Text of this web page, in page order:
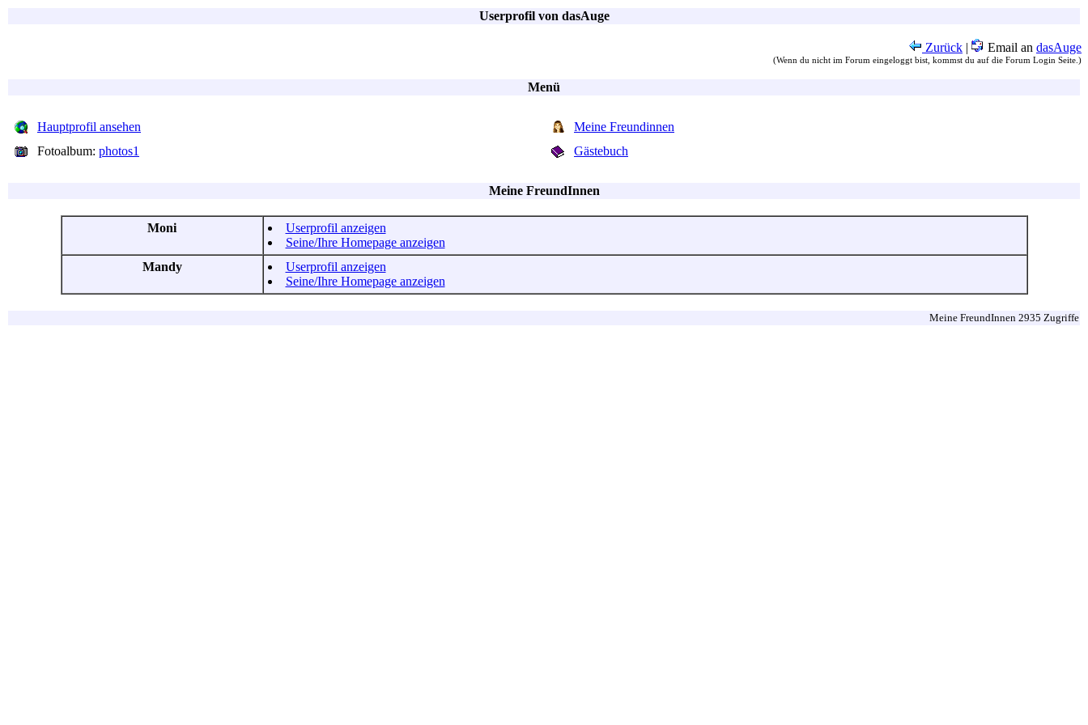
Userprofil von dasAuge
Zurück | Email an dasAuge
(Wenn du nicht im Forum eingeloggt bist, kommst du auf die Forum Login Seite.)
Menü
Hauptprofil ansehen
Fotoalbum: photos1
Meine Freundinnen
Gästebuch
Meine FreundInnen
Moni
Userprofil anzeigen
Seine/Ihre Homepage anzeigen
Mandy
Userprofil anzeigen
Seine/Ihre Homepage anzeigen
Meine FreundInnen 2935 Zugriffe